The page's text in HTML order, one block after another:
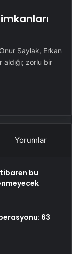
Saylak, Erkan
zorlu bir
Yorumlar
bu
63